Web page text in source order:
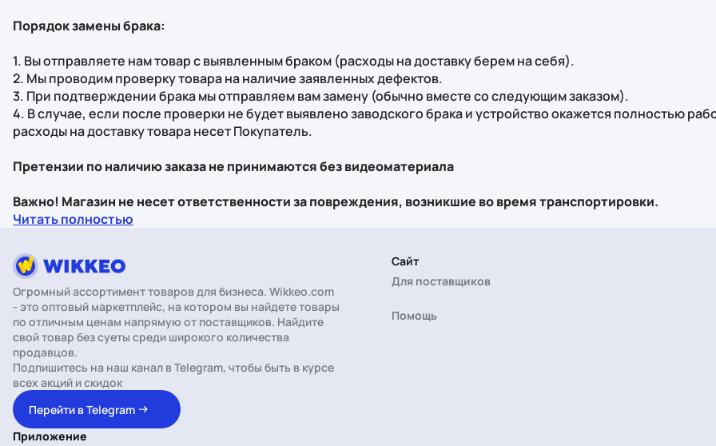
Порядок замены брака:
1. Вы отправляете нам товар с выявленным браком (расходы на доставку берем на себя).
2. Мы проводим проверку товара на наличие заявленных дефектов.
3. При подтверждении брака мы отправляем вам замену (обычно вместе со следующим заказом).
4. В случае, если после проверки не будет выявлено заводского брака и устройство окажется полностью
расходы на доставку товара несет Покупатель.
Претензии по наличию заказа не принимаются без видеоматериала
Важно! Магазин не несет ответственности за повреждения, возникшие во время транспортировки.
Читать полностью
Огромный ассортимент товаров для бизнеса. Wikkeo.com
- это оптовый маркетплейс, на котором вы найдете товары
по отличным ценам напрямую от поставщиков. Найдите
свой товар без суеты среди широкого количества
продавцов.
Подпишитесь на наш канал в Telegram, чтобы быть в курсе
всех акций и скидок
Перейти в Telegram
Сайт
Для поставщиков
Помощь
Приложение